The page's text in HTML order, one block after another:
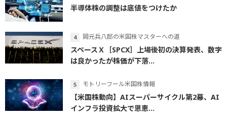
半導体株の調整は底値をつけたか
岡元兵八郎の米国株マスターへの道
スペースＸ［SPCX］上場後初の決算発表、数字
は良かったが株価が下落...
モトリーフール米国株情報
【米国株動向】AIスーパーサイクル第2幕、AI
インフラ投資拡大で恩恵...